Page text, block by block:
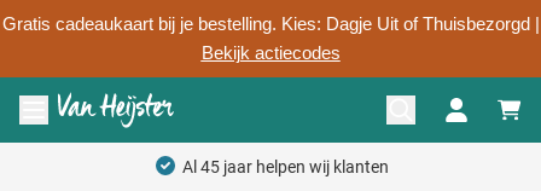
Gratis cadeaukaart bij je bestelling. Kies: Dagje Uit of Thuisbezorgd |
Bekijk actiecodes
Ga naar de inhoud
Menu openen
Al 45 jaar helpen wij klanten